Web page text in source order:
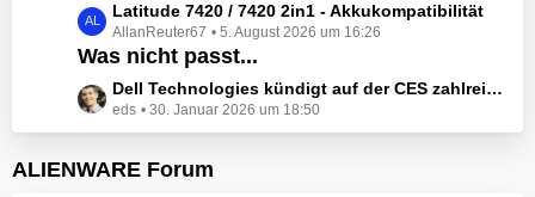
g
e
i
r
ä
g
e
B
i
ä
L
e
t
z
t
e
e
Latitude 7420 / 7420 2in1 - Akkukompatibilität
AllanReuter67 5. August 2026 um 16:26
Was nicht passt...
L
e
t
z
Dell Technologies kündigt auf der CES zahlreiche Alienware-Neuheiten an
eds 30. Januar 2026 um 18:50
ALIENWARE Forum